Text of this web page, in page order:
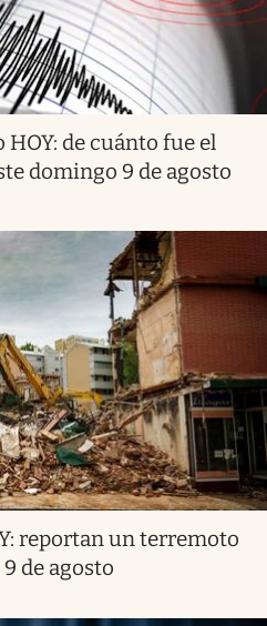
de cuánto fue el
domingo 9 de agosto
reportan un terremoto
de agosto